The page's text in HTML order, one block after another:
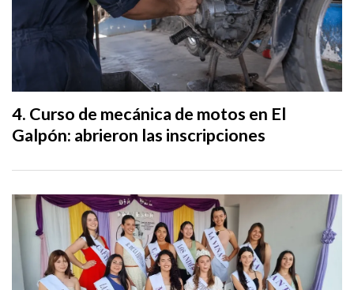
Curso de mecánica de motos en El
Galpón: abrieron las inscripciones